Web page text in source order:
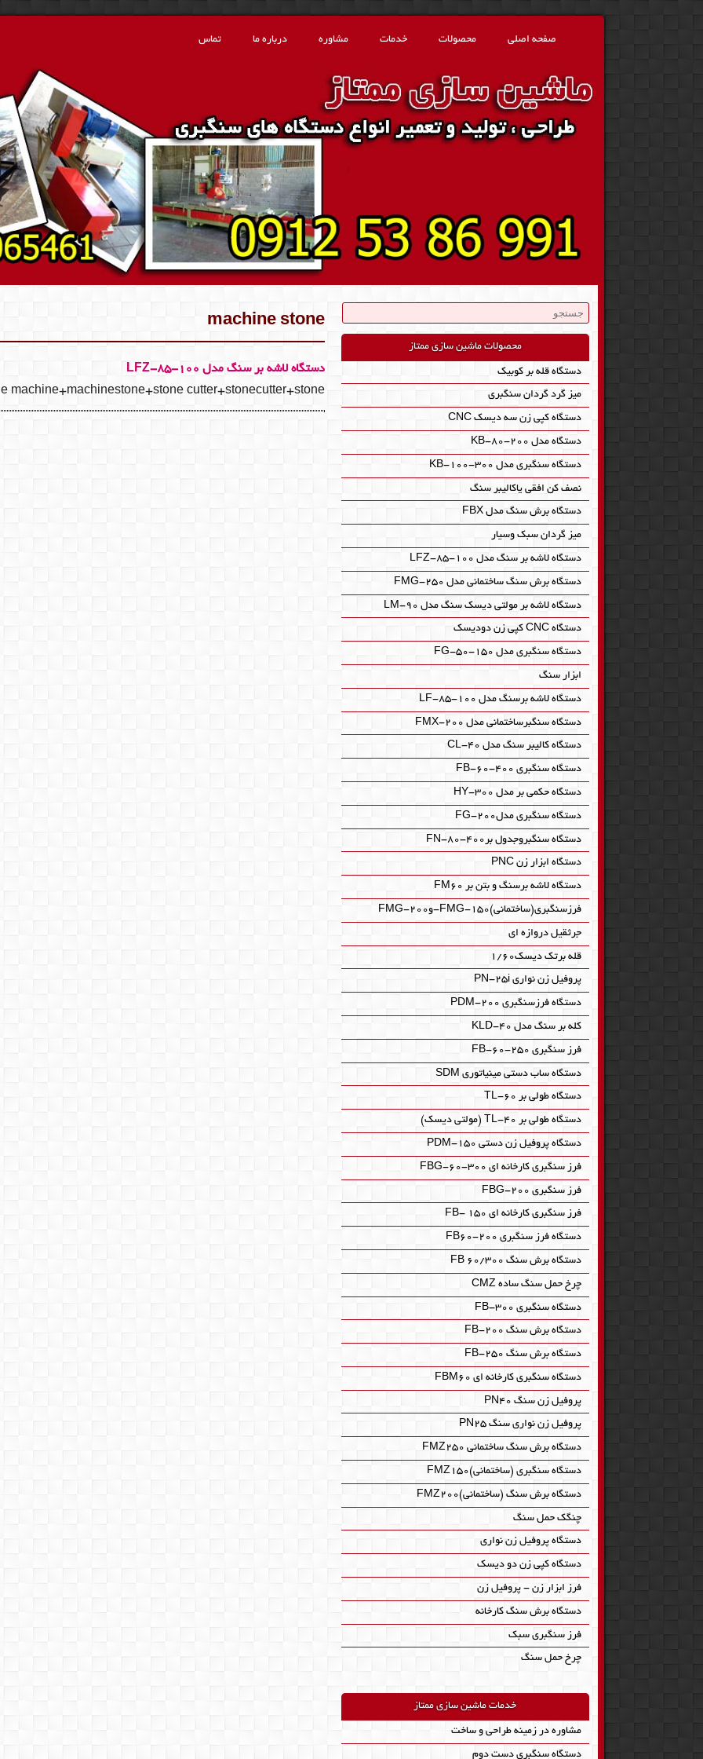
صفحه اصلی محصولات خدمات مشاوره درباره ما تماس
machine stone
دستگاه لاشه بر سنگ مدل LFZ-85-100
machine+machinestone+stone cutter+stonecutter+stone
محصولات ماشین سازی ممتاز
دستگاه قله بر کوبیک
میز گرد گردان سنگبری
دستگاه کپی زن سه دیسک CNC
دستگاه مدل KB-80-200
دستگاه سنگبری مدل KB-100-300
نصف کن افقی یاکالیبر سنگ
دستگاه برش سنگ مدل FBX
میز گردان سبک وسیار
دستگاه لاشه بر سنگ مدل LFZ-85-100
دستگاه برش سنگ ساختمانی مدل FMG-250
دستگاه لاشه بر مولتی دیسک سنگ مدل LM-90
دستگاه CNC کپی زن دودیسک
دستگاه سنگبری مدل FG-50-150
ابزار سنگ
دستگاه لاشه برسنگ مدل LF-85-100
دستگاه سنگبرساختمانی مدل FMX-200
دستگاه کالیبر سنگ مدل CL-40
دستگاه سنگبری FB-60-400
دستگاه حکمی بر مدل HY-300
دستگاه سنگبری مدلFG-200
دستگاه سنگبروجدول برFN-80-400
دستگاه ابزار زن PNC
دستگاه لاشه برسنگ و بتن بر FM60
فرزسنگبری(ساختمانی)FMG-150-وFMG-200
جرثقیل دروازه ای
قله برتک دیسک1/60
پروفیل زن نواری PN-25i
دستگاه فرزسنگبری PDM-200
کله بر سنگ مدل KLD-40
فرز سنگبری FB-60-250
دستگاه ساب دستی مینیاتوری SDM‎
دستگاه طولی بر TL-60‎
دستگاه طولی بر TL-40‎ (مولتی دیسک)
دستگاه پروفیل زن دستی PDM-150‎
فرز سنگبری کارخانه ای FBG-60-300
فرز سنگبری FBG-200
فرز سنگبری کارخانه ای FB- 150
دستگاه فرز سنگبری FB60-200
دستگاه برش سنگ FB 60/300
چرخ حمل سنگ ساده CMZ‎
دستگاه سنگبری FB-300
دستگاه برش سنگ FB-200
دستگاه برش سنگ FB-250
دستگاه سنگبری کارخانه ای FBM60‎
پروفیل زن سنگ PN40
پروفیل زن نواری سنگ PN25
دستگاه برش سنگ ساختمانی FMZ250
دستگاه سنگبری (ساختمانی)FMZ150
دستگاه برش سنگ (ساختمانی)FMZ200
چنگک حمل سنگ
دستگاه پروفیل زن نواری
دستگاه کپی زن دو دیسک
فرز ابزار زن - پروفیل زن
دستگاه برش سنگ کارخانه
فرز سنگبری سبک
چرخ حمل سنگ
خدمات ماشین سازی ممتاز
مشاوره در زمینه طراحی و ساخت
دستگاه سنگبری دست دوم